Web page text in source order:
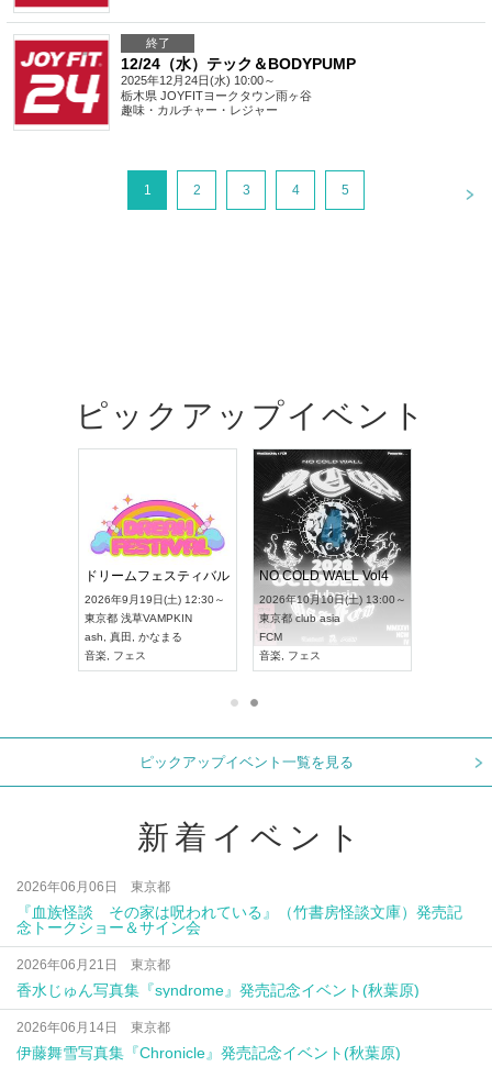
終了
12/24（水）テック＆BODYPUMP
2025年12月24日(水) 10:00～
栃木県 JOYFITヨークタウン雨ヶ谷
趣味・カルチャー・レジャー
1 2 3 4 5
ピックアップイベント
ドリームフェスティバル
2026年9月19日(土) 12:30～
東京都 浅草VAMPKIN
ash
真田
かなまる
音楽
フェス
NO COLD WALL Vol4
2026年10月10日(土) 13:00～
東京都 club asia
FCM
音楽
フェス
ピックアップイベント一覧を見る
新着イベント
2026年06月06日 東京都
『血族怪談 その家は呪われている』（竹書房怪談文庫）発売記
念トークショー＆サイン会
2026年06月21日 東京都
香水じゅん写真集『syndrome』発売記念イベント(秋葉原)
2026年06月14日 東京都
伊藤舞雪写真集『Chronicle』発売記念イベント(秋葉原)